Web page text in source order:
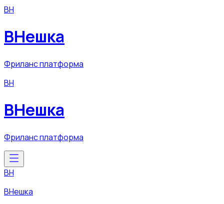
ВН
ВНешка
Фриланс платформа
ВН
ВНешка
Фриланс платформа
ВН
ВНешка